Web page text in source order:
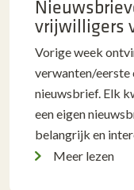
vrijwilligers
Vorige week
verwanten/
nieuwsbrief. Elk
een eigen
belangrijk en
Meer lezen